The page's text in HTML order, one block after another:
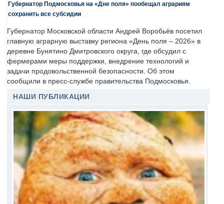
Губернатор Подмосковья на «Дне поля» пообещал аграриям
сохранить все субсидии
Губернатор Московской области Андрей Воробьёв посетил
главную аграрную выставку региона «День поля – 2026» в
деревне Бунятино Дмитровского округа, где обсудил с
фермерами меры поддержки, внедрение технологий и
задачи продовольственной безопасности. Об этом
сообщили в пресс-службе правительства Подмосковья.
НАШИ ПУБЛИКАЦИИ